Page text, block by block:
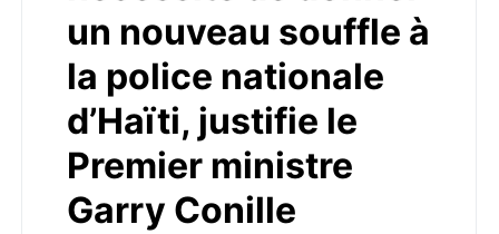
un nouveau souffle à
la police nationale
d’Haïti, justifie le
Premier ministre
Garry Conille